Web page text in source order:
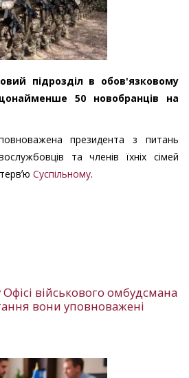
підрозділ в обов'язковому
50 новобранців на
президента з питань
та членів їхніх сімей
Суспільному.
Офісі військового омбудсмана
вони уповноважені